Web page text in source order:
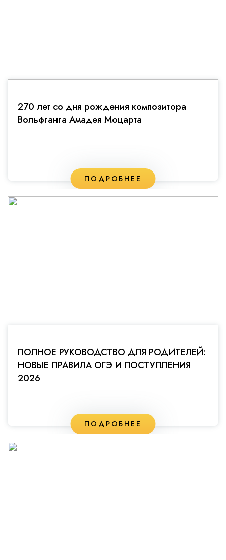
270 лет со дня рождения композитора
Вольфганга Амадея Моцарта
ПОДРОБНЕЕ
ПОЛНОЕ РУКОВОДСТВО ДЛЯ РОДИТЕЛЕЙ:
НОВЫЕ ПРАВИЛА ОГЭ И ПОСТУПЛЕНИЯ
2026
ПОДРОБНЕЕ